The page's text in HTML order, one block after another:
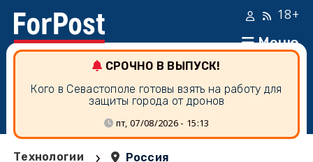
Меню
18+
СРОЧНО В ВЫПУСК!
Кого в Севастополе готовы взять на работу для
защиты города от дронов
пт, 07/08/2026 - 15:13
Технологии › Россия